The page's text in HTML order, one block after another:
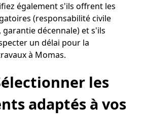
également s'ils offrent les
(responsabilité civile
décennale) et s'ils
un délai pour la
à Momas.
les
adaptés à vos